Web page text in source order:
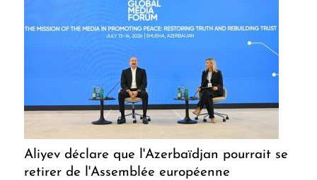
Aliyev déclare que l'Azerbaïdjan pourrait se
retirer de l'Assemblée européenne